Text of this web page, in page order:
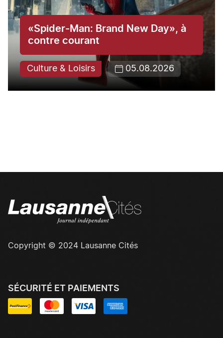
«Spider-Man: Brand New Day», à
contre courant
Culture & Loisirs 05.08.2026
Copyright © 2024 Lausanne Cités
SÉCURITÉ ET PAIEMENTS